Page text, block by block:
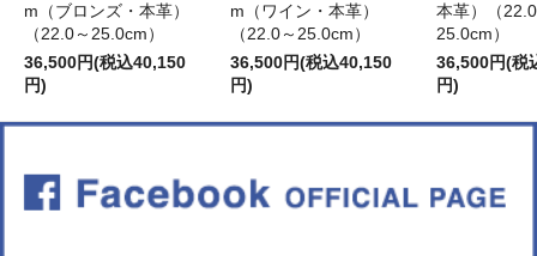
m（ブロンズ・本革）
（22.0～25.0cm）
36,500円(税込40,150
円)
m（ワイン・本革）
（22.0～25.0cm）
36,500円(税込40,150
円)
本革）（
25.0cm）
36,500円(税
円)